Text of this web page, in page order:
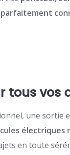
tous vos
une sortie
électriques
en toute